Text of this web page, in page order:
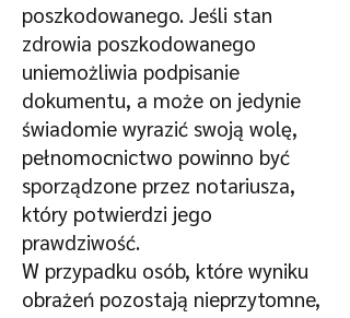
poszkodowanego. Jeśli stan
zdrowia poszkodowanego
uniemożliwia podpisanie
dokumentu, a może on jedynie
świadomie wyrazić swoją wolę,
pełnomocnictwo powinno być
sporządzone przez notariusza,
który potwierdzi jego
prawdziwość.
W przypadku osób, które wyniku
obrażeń pozostają nieprzytomne,